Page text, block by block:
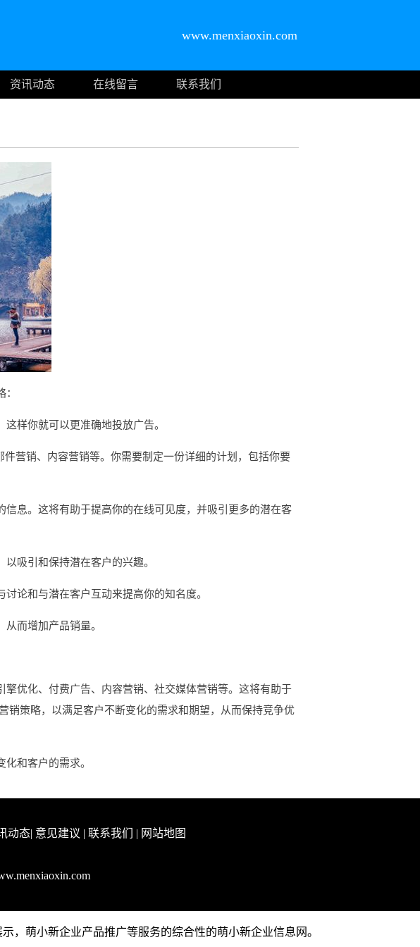
www.menxiaoxin.com
资讯动态 在线留言
联系我们
样你就可以更准确地投放广告。
营销、内容营销等。你需要制定一份详细的计划，包括你要
息。这将有助于提高你的在线可见度，并吸引更多的潜在客
吸引和保持潜在客户的兴趣。
论和与潜在客户互动来提高你的知名度。
而增加产品销量。
优化、付费广告、内容营销、社交媒体营销等。这将有助于
销策略，以满足客户不断变化的需求和期望，从而保持竞争优
和客户的需求。
动态| 意见建议 | 联系我们 | 网站地图
，萌小新企业产品推广等服务的综合性的萌小新企业信息网。